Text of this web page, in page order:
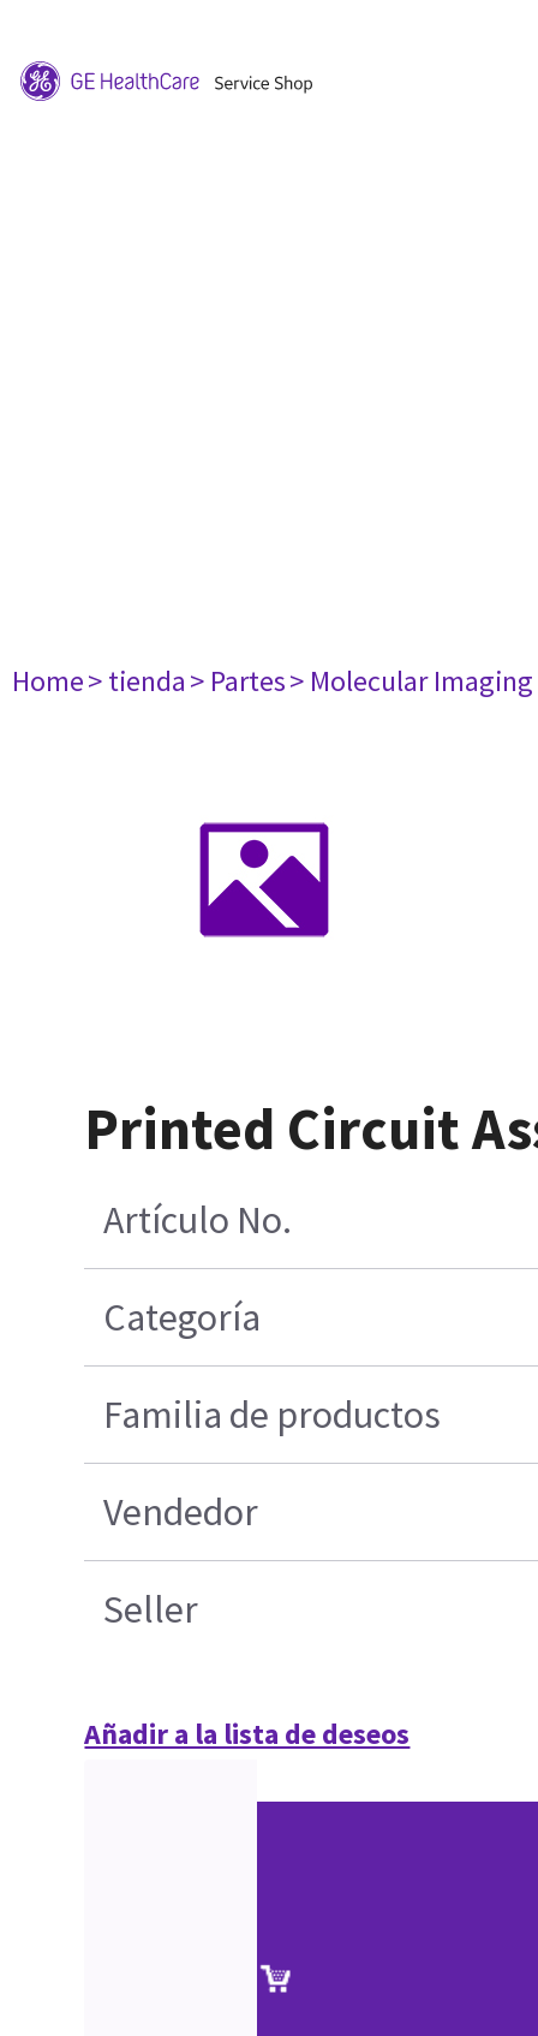
Home> tienda> Partes> Molecular
Printed Circuit
Artículo No.
Categoría
Familia de productos
Vendedor
Seller
Añadir a la lista de deseos